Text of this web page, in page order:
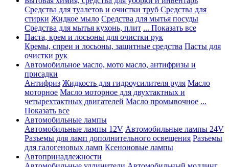
Средства для туалетов и очистки труб Средства для
стирки Жидкое мыло Средства для мытья посуды
Средства для мытья кухонь, плит ... Показать все
Паста, крем и лосьоны для очистки рук
Кремы, спреи и лосьоны, защитные средства Пасты для
очистки рук
Автомобильное масло, мото масло, антифризы и
присадки
Антифриз Жидкость для гидроусилителя руля Масло
моторное Масло моторное для двухтактных и
четырехтактных двигателей Масло промывочное ...
Показать все
Автомобильные лампы
Автомобильные лампы 12V Автомобильные лампы 24V
Разъемы для ламп дополнительного освещения Разъемы
для галогеновых ламп Ксеноновые лампы
Автопринадлежности